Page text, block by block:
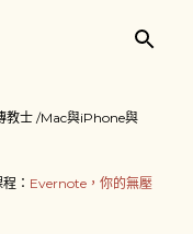
教士 /Mac與iPhone與
： Evernote，你的無壓